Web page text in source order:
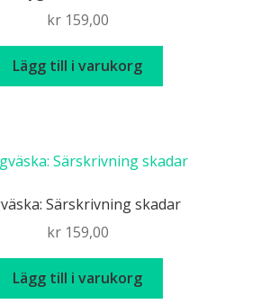
kr159,00
Lägg till i varukorg
Särskrivning skadar
kr159,00
Lägg till i varukorg